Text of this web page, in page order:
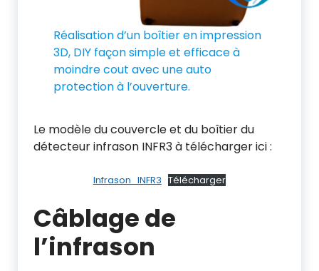
Réalisation d’un boîtier en impression
3D, DIY façon simple et efficace à
moindre cout avec une auto
protection à l’ouverture.
Le modèle du couvercle et du boîtier du
détecteur infrason INFR3 à télécharger ici :
Infrason_INFR3 Télécharger
Câblage de
l’infrason